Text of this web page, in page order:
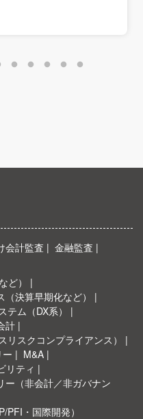
会計監査
金融監査
ど）
決算早期化など）
ム（DX系）
計
リスクコンプライアンス）
M&A
リティ
ー（非会計／非ガバナン
PFI・国際開発）